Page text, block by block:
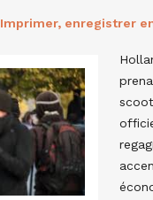
Imprimer, enregistrer